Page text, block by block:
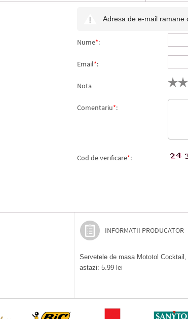
Adresa de e-mail ramane
Nume*:
Email*:
Nota
Comentariu*:
Cod de verificare*:
INFORMATII PRODUCATOR
Servetele de masa Mototol
astazi: 5.99 lei